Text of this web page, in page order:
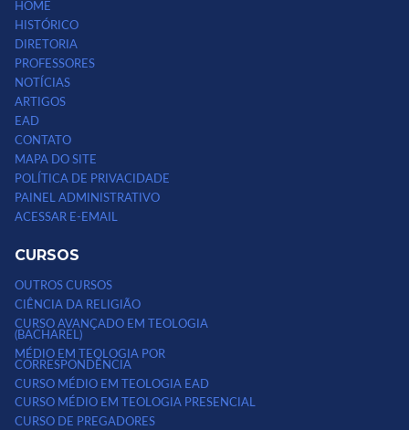
HOME
HISTÓRICO
DIRETORIA
PROFESSORES
NOTÍCIAS
ARTIGOS
EAD
CONTATO
MAPA DO SITE
POLÍTICA DE PRIVACIDADE
PAINEL ADMINISTRATIVO
ACESSAR E-EMAIL
CURSOS
OUTROS CURSOS
CIÊNCIA DA RELIGIÃO
CURSO AVANÇADO EM TEOLOGIA
(BACHAREL)
MÉDIO EM TEOLOGIA POR
CORRESPONDÊNCIA
CURSO MÉDIO EM TEOLOGIA EAD
CURSO MÉDIO EM TEOLOGIA PRESENCIAL
CURSO DE PREGADORES